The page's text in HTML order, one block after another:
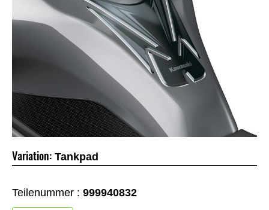
Variation: Tankpad
Teilenummer : 999940832